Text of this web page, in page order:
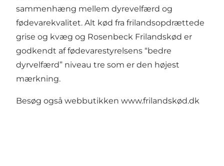
sammenhæng mellem dyrevelfærd og
fødevarekvalitet. Alt kød fra frilandsopdrættede
grise og kvæg og Rosenbeck Frilandskød er
godkendt af fødevarestyrelsens “bedre
dyrvelfærd” niveau tre som er den højest
mærkning.
Besøg også webbutikken www.frilandskød.dk